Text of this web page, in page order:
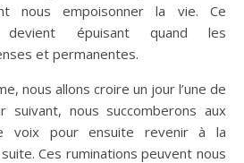
nous empoisonner la vie. Ce
devient épuisant quand les
et permanentes.
nous allons croire un jour l’une de
nous succomberons aux
voix pour ensuite revenir à la
Ces ruminations peuvent nous